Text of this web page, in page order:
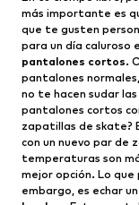
más importante es
que te gusten
para un día caluroso
pantalones cortos.
pantalones
no te hacen sudar
pantalones cortos
zapatillas de skate?
con un nuevo par de
temperaturas son
mejor opción. Lo
embargo, es echar